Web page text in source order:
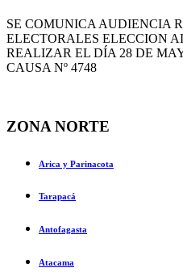
SE COMUNICA AUDIENCIA
ELECTORALES ELECCION
REALIZAR EL DÍA 28 DE
CAUSA Nº 4748
ZONA NORTE
Arica y Parinacota
Tarapacá
Antofagasta
Atacama